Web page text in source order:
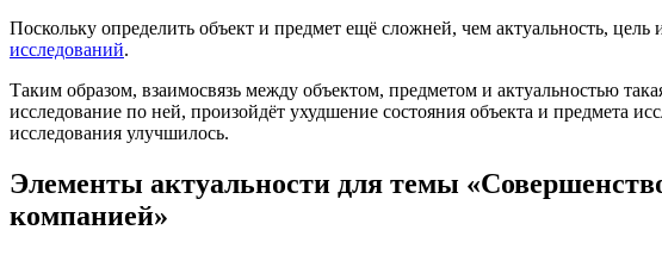
Поскольку определить объект и предмет ещё сложней, чем актуальность, цель
исследований.
Таким образом, взаимосвязь между объектом, предметом и актуальностью
исследование по ней, произойдёт ухудшение состояния объекта и предмета
исследования улучшилось.
Элементы актуальности для темы
компанией»